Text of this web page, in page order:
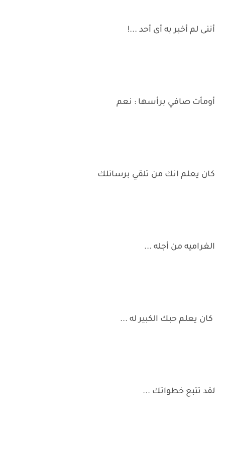
أننى لم أخبر به أى أحد ...!
أومأت صافي برأسها : نعم
كان يعلم انك من تلقي برسائلك
الغراميه من أجله ...
كان يعلم حبك الكبير له ...
لقد تتبع خطواتك ...